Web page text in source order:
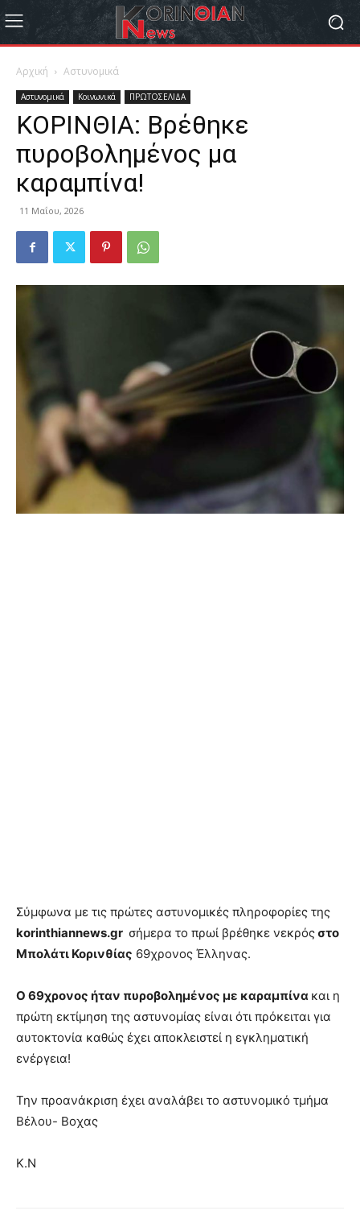
Αρχική Αστυνομικά
Αστυνομικά Κοινωνικά ΠΡΩΤΟΣΕΛΙΔΑ
ΚΟΡΙΝΘΙΑ: Βρέθηκε
πυροβολημένος μα
καραμπίνα!
11 Μαΐου, 2026
Σύμφωνα με τις πρώτες αστυνομικές πληροφορίες της
korinthiannews.gr σήμερα το πρωί βρέθηκε νεκρός στο
Μπολάτι Κορινθίας 69χρονος Έλληνας.
Ο 69χρονος ήταν πυροβολημένος με καραμπίνα και η
πρώτη εκτίμηση της αστυνομίας είναι ότι πρόκειται για
αυτοκτονία καθώς έχει αποκλειστεί η εγκληματική
ενέργεια!
Την προανάκριση έχει αναλάβει το αστυνομικό τμήμα
Βέλου- Βοχας
Κ.Ν